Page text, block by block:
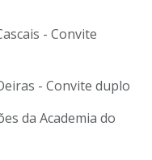
- Convite
- Convite duplo
da Academia do